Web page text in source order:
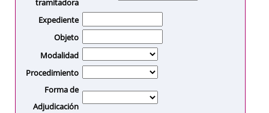
tramitadora
Expediente
Objeto
Modalidad
Procedimiento
Forma de
Adjudicación